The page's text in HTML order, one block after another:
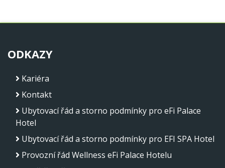
ODKAZY
Kariéra
Kontakt
Ubytovací řád a storno podmínky pro eFi Palace
Hotel
Ubytovací řád a storno podmínky pro EFI SPA Hotel
Provozní řád Wellness eFi Palace Hotelu